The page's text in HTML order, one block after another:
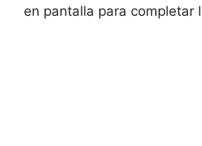
en pantalla para completar